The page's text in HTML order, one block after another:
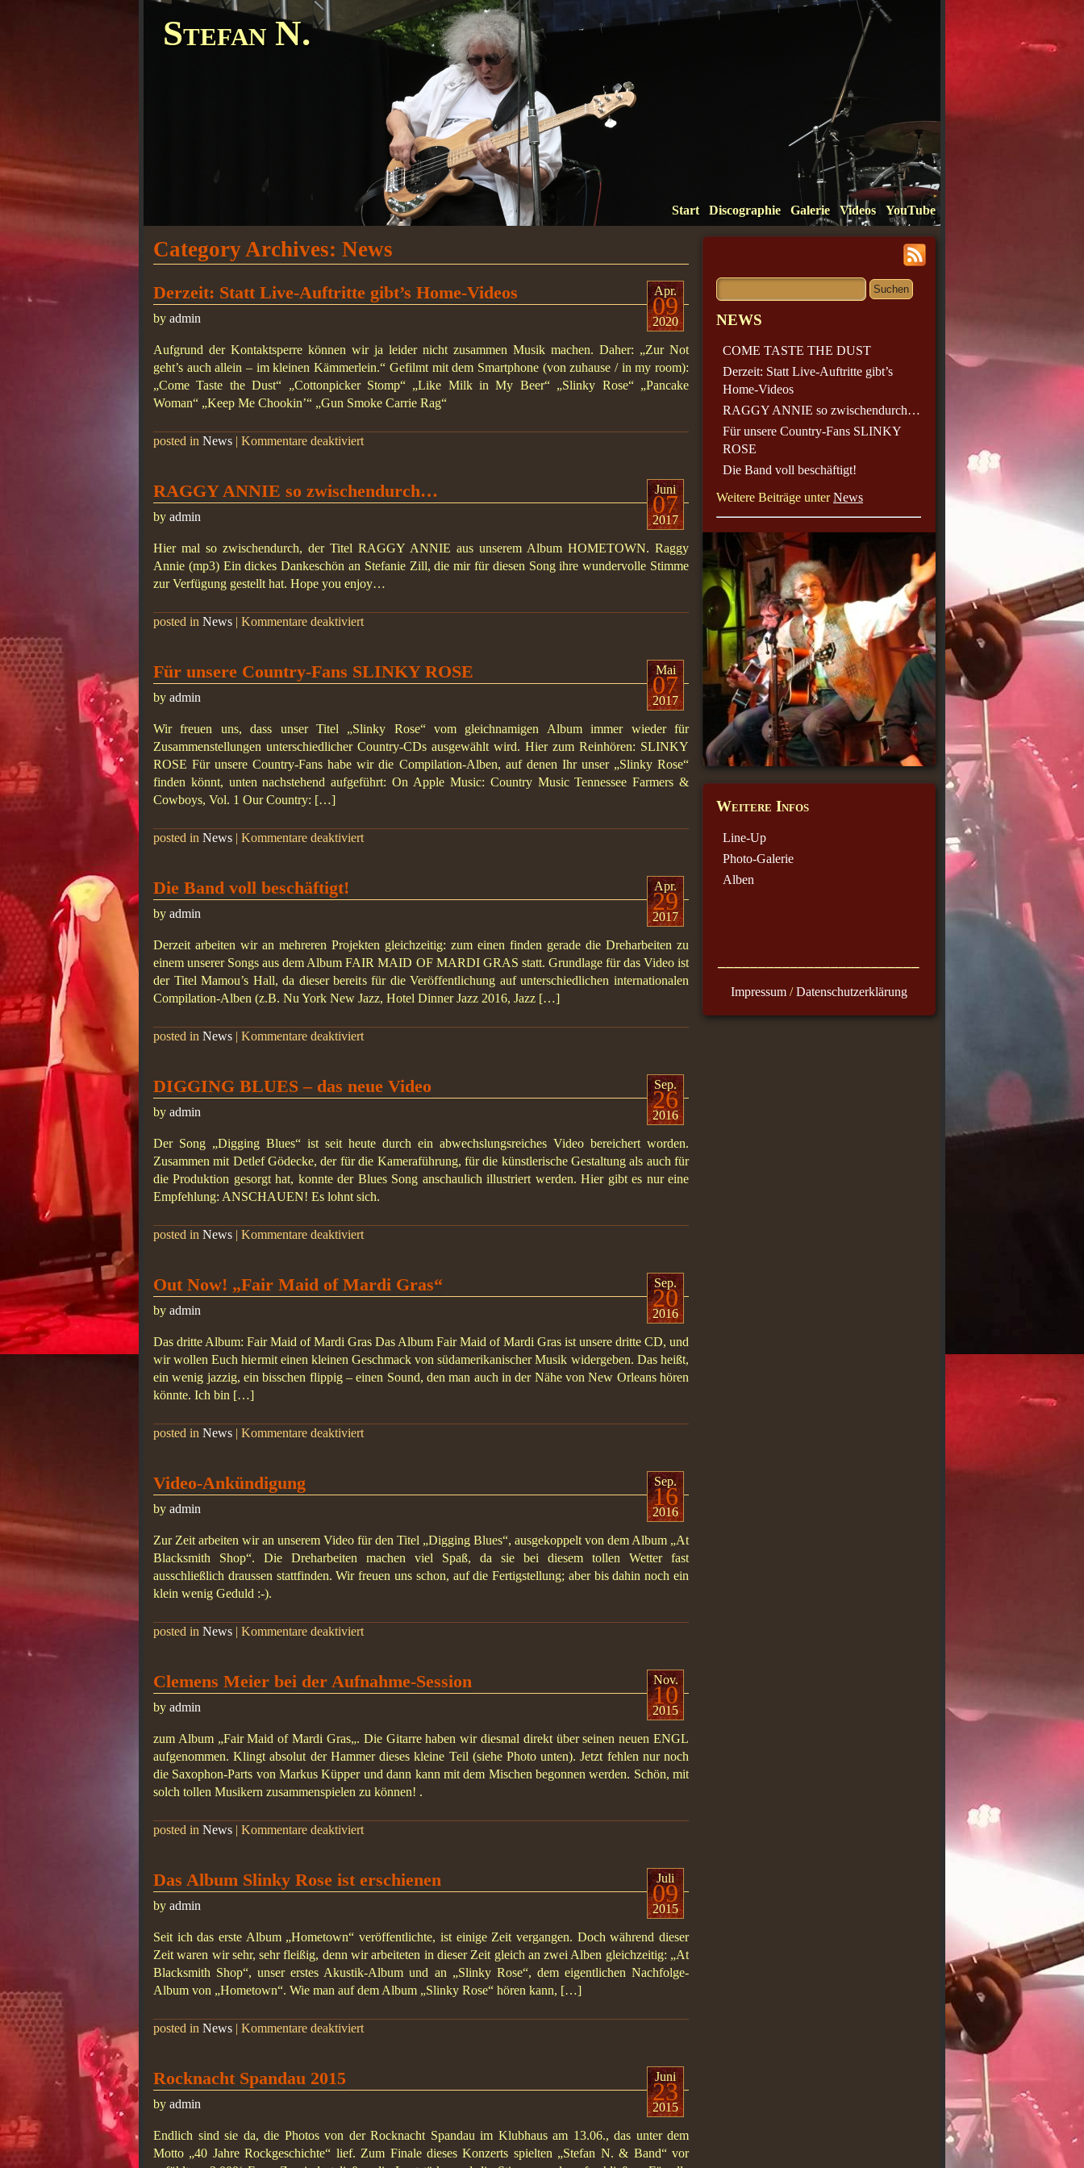
Stefan N.
Start Discographie Galerie Videos YouTube
Category Archives: News
Apr.
09
2020
Derzeit: Statt Live-Auftritte gibt’s Home-Videos
by admin
Aufgrund der Kontaktsperre können wir ja leider nicht zusammen Musik machen. Daher: „Zur Not
geht’s auch allein – im kleinen Kämmerlein.“ Gefilmt mit dem Smartphone (von zuhause / in my room):
„Come Taste the Dust“ „Cottonpicker Stomp“ „Like Milk in My Beer“ „Slinky Rose“ „Pancake
Woman“ „Keep Me Chookin’“ „Gun Smoke Carrie Rag“
posted in News | Kommentare deaktiviert
Juni
07
2017
RAGGY ANNIE so zwischendurch…
by admin
Hier mal so zwischendurch, der Titel RAGGY ANNIE aus unserem Album HOMETOWN. Raggy
Annie (mp3) Ein dickes Dankeschön an Stefanie Zill, die mir für diesen Song ihre wundervolle Stimme
zur Verfügung gestellt hat. Hope you enjoy…
posted in News | Kommentare deaktiviert
Mai
07
2017
Für unsere Country-Fans SLINKY ROSE
by admin
Wir freuen uns, dass unser Titel „Slinky Rose“ vom gleichnamigen Album immer wieder für
Zusammenstellungen unterschiedlicher Country-CDs ausgewählt wird. Hier zum Reinhören: SLINKY
ROSE Für unsere Country-Fans habe wir die Compilation-Alben, auf denen Ihr unser „Slinky Rose“
finden könnt, unten nachstehend aufgeführt: On Apple Music: Country Music Tennessee Farmers &
Cowboys, Vol. 1 Our Country: […]
posted in News | Kommentare deaktiviert
Apr.
29
2017
Die Band voll beschäftigt!
by admin
Derzeit arbeiten wir an mehreren Projekten gleichzeitig: zum einen finden gerade die Dreharbeiten zu
einem unserer Songs aus dem Album FAIR MAID OF MARDI GRAS statt. Grundlage für das Video ist
der Titel Mamou’s Hall, da dieser bereits für die Veröffentlichung auf unterschiedlichen internationalen
Compilation-Alben (z.B. Nu York New Jazz, Hotel Dinner Jazz 2016, Jazz […]
posted in News | Kommentare deaktiviert
Sep.
26
2016
DIGGING BLUES – das neue Video
by admin
Der Song „Digging Blues“ ist seit heute durch ein abwechslungsreiches Video bereichert worden.
Zusammen mit Detlef Gödecke, der für die Kameraführung, für die künstlerische Gestaltung als auch für
die Produktion gesorgt hat, konnte der Blues Song anschaulich illustriert werden. Hier gibt es nur eine
Empfehlung: ANSCHAUEN! Es lohnt sich.
posted in News | Kommentare deaktiviert
Sep.
20
2016
Out Now! „Fair Maid of Mardi Gras“
by admin
Das dritte Album: Fair Maid of Mardi Gras Das Album Fair Maid of Mardi Gras ist unsere dritte CD, und
wir wollen Euch hiermit einen kleinen Geschmack von südamerikanischer Musik widergeben. Das heißt,
ein wenig jazzig, ein bisschen flippig – einen Sound, den man auch in der Nähe von New Orleans hören
könnte. Ich bin […]
posted in News | Kommentare deaktiviert
Sep.
16
2016
Video-Ankündigung
by admin
Zur Zeit arbeiten wir an unserem Video für den Titel „Digging Blues“, ausgekoppelt von dem Album „At
Blacksmith Shop“. Die Dreharbeiten machen viel Spaß, da sie bei diesem tollen Wetter fast
ausschließlich draussen stattfinden. Wir freuen uns schon, auf die Fertigstellung; aber bis dahin noch ein
klein wenig Geduld :-).
posted in News | Kommentare deaktiviert
Nov.
10
2015
Clemens Meier bei der Aufnahme-Session
by admin
zum Album „Fair Maid of Mardi Gras„. Die Gitarre haben wir diesmal direkt über seinen neuen ENGL
aufgenommen. Klingt absolut der Hammer dieses kleine Teil (siehe Photo unten). Jetzt fehlen nur noch
die Saxophon-Parts von Markus Küpper und dann kann mit dem Mischen begonnen werden. Schön, mit
solch tollen Musikern zusammenspielen zu können! .
posted in News | Kommentare deaktiviert
Juli
09
2015
Das Album Slinky Rose ist erschienen
by admin
Seit ich das erste Album „Hometown“ veröffentlichte, ist einige Zeit vergangen. Doch während dieser
Zeit waren wir sehr, sehr fleißig, denn wir arbeiteten in dieser Zeit gleich an zwei Alben gleichzeitig: „At
Blacksmith Shop“, unser erstes Akustik-Album und an „Slinky Rose“, dem eigentlichen Nachfolge-
Album von „Hometown“. Wie man auf dem Album „Slinky Rose“ hören kann, […]
posted in News | Kommentare deaktiviert
Juni
23
2015
Rocknacht Spandau 2015
by admin
Endlich sind sie da, die Photos von der Rocknacht Spandau im Klubhaus am 13.06., das unter dem
Motto „40 Jahre Rockgeschichte“ lief. Zum Finale dieses Konzerts spielten „Stefan N. & Band“ vor
NEWS
COME TASTE THE DUST
Derzeit: Statt Live-Auftritte gibt’s
Home-Videos
RAGGY ANNIE so zwischendurch…
Für unsere Country-Fans SLINKY
ROSE
Die Band voll beschäftigt!
Weitere Beiträge unterNews
Weitere Infos
Line-Up
Photo-Galerie
Alben
Impressum/Datenschutzerklärung